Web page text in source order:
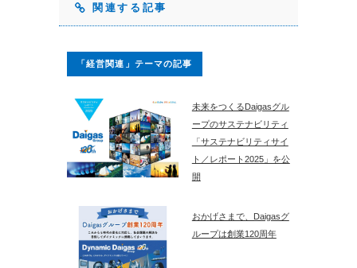
関連する記事
「経営関連」テーマの記事
未来をつくるDaigasグル
ープのサステナビリティ
「サステナビリティサイ
ト／レポート2025」を公
開
おかげさまで、Daigasグ
ループは創業120周年